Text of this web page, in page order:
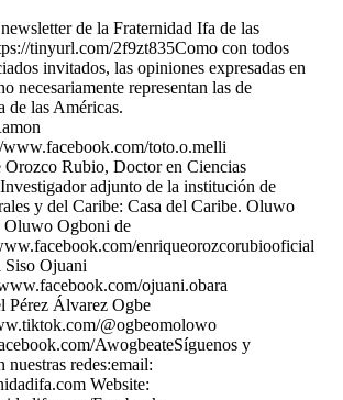
de la Fraternidad Ifa de las
tinyurl.com/2f9zt835Como con todos
invitados, las opiniones expresadas en
necesariamente representan las de
de las Américas.
toto.o.melli
Rubio, Doctor en Ciencias
adjunto de la institución de
y del Caribe: Casa del Caribe. Oluwo
Ogboni de
enriqueorozcorubiooficial
Ojuani
ojuani.obara
Pérez Álvarez Ogbe
@ogbeomolowo
AwogbeateSíguenos y
nuestras redes:email:
Website: